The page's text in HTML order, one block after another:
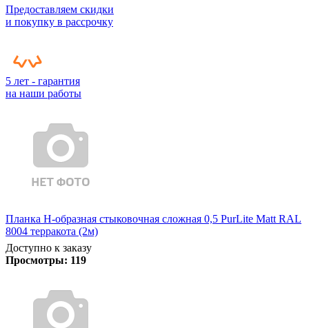
Предоставляем скидки
и покупку в рассрочку
5 лет - гарантия
на наши работы
Планка Н-образная стыковочная сложная 0,5 PurLite Matt RAL
8004 терракота (2м)
Доступно к заказу
Просмотры: 119